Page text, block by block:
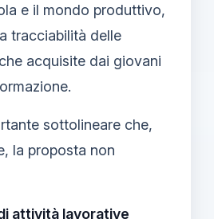
e il mondo produttivo,
tracciabilità delle
acquisite dai giovani
sottolineare che,
la proposta non
attività lavorative